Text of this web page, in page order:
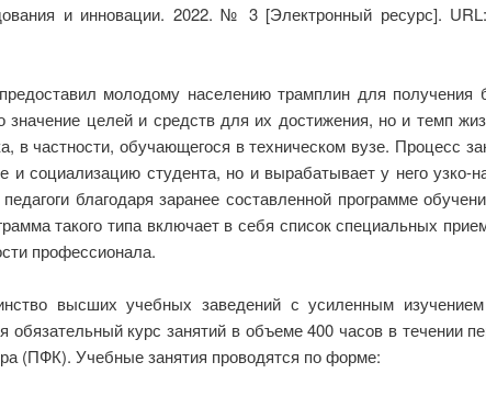
и инновации. 2022. № 3 [Электронный ресурс]. URL:
предоставил молодому населению трамплин для
целей и средств для их достижения, но и темп
в частности, обучающегося в техническом вузе. Процесс
и социализацию студента, но и вырабатывает у него
благодаря заранее составленной программе
такого типа включает в себя список специальных
профессионала.
высших учебных заведений с усиленным
курс занятий в объеме 400 часов в течении
(ПФК). Учебные занятия проводятся по форме: